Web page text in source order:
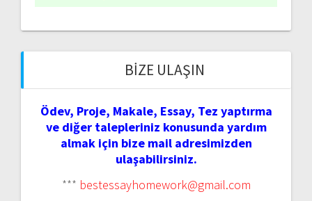
BIZE ULAŞIN
Ödev, Proje, Makale, Essay, Tez yaptırma
ve diğer talepleriniz konusunda yardım
almak için bize mail adresimizden
ulaşabilirsiniz.
*** bestessayhomework@gmail.com